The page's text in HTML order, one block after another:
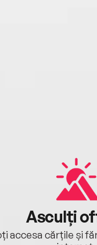
Asculți
accesa cărțile și